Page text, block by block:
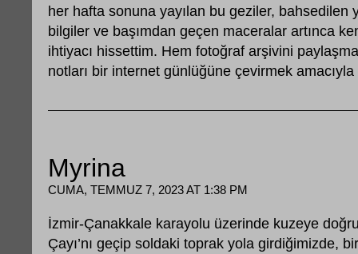
her hafta sonuna yayılan bu geziler, bahsedilen
bilgiler ve başımdan geçen maceralar artınca
ihtiyacı hissettim. Hem fotoğraf arşivini
notları bir internet günlüğüne çevirmek
Myrina
CUMA, TEMMUZ 7, 2023 AT 1:38 PM
İzmir-Çanakkale karayolu üzerinde kuzeye
Çayı’nı geçip soldaki toprak yola girdiğimizde,